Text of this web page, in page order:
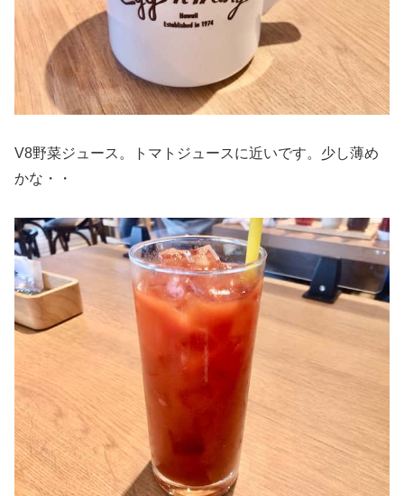
V8野菜ジュース。トマトジュースに近いです。少し薄め
かな・・